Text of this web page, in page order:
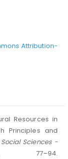
Attribution-
Resources in
Principles and
Sciences -
77–94.